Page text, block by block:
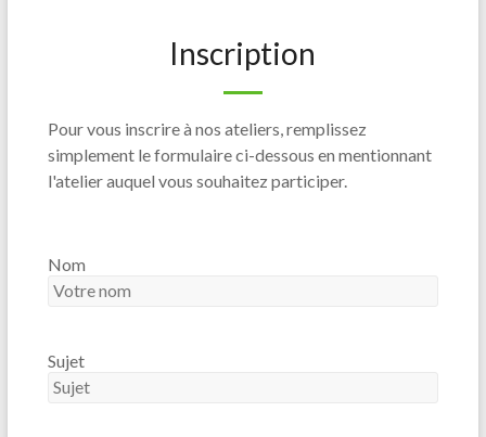
Inscription
Pour vous inscrire à nos ateliers, remplissez
simplement le formulaire ci-dessous en mentionnant
l'atelier auquel vous souhaitez participer.
Nom
Sujet